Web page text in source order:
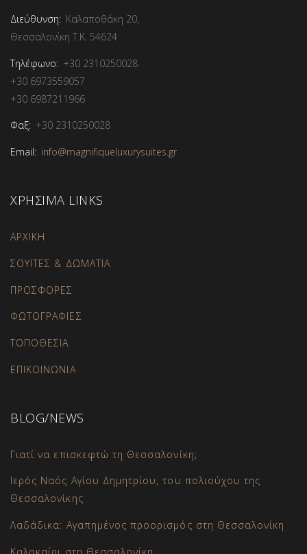
Διεύθυνση: Καλαποθάκη 20,
Θεσσαλονίκη Τ.Κ. 54624
Τηλέφωνο: +30 2310250028
+30 6973559057
+30 6987211966
Φαξ: +30 2310250028
Email: info@magnifiqueluxurysuites.gr
ΧΡΗΣΙΜΑ LINKS
ΑΡΧΙΚΗ
ΣΟΥΙΤΕΣ & ΔΩΜΑΤΙΑ
ΠΡΟΣΦΟΡΕΣ
ΦΩΤΟΓΡΑΦΙΕΣ
ΤΟΠΟΘΕΣΙΑ
ΕΠΙΚΟΙΝΩΝΙΑ
BLOG/NEWS
Γιατί να επισκεφτώ τη Θεσσαλονίκη;
Ιερός Ναός Αγίου Δημητρίου, του πολιούχου της
Θεσσαλονίκης
Λαδάδικα: Αγαπημένος προορισμός στη Θεσσαλονίκη